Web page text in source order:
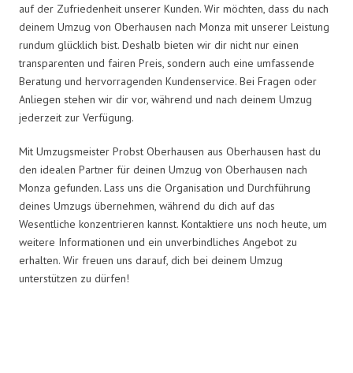
auf der Zufriedenheit unserer Kunden. Wir möchten, dass du nach
deinem Umzug von Oberhausen nach Monza mit unserer Leistung
rundum glücklich bist. Deshalb bieten wir dir nicht nur einen
transparenten und fairen Preis, sondern auch eine umfassende
Beratung und hervorragenden Kundenservice. Bei Fragen oder
Anliegen stehen wir dir vor, während und nach deinem Umzug
jederzeit zur Verfügung.
Mit Umzugsmeister Probst Oberhausen aus Oberhausen hast du
den idealen Partner für deinen Umzug von Oberhausen nach
Monza gefunden. Lass uns die Organisation und Durchführung
deines Umzugs übernehmen, während du dich auf das
Wesentliche konzentrieren kannst. Kontaktiere uns noch heute, um
weitere Informationen und ein unverbindliches Angebot zu
erhalten. Wir freuen uns darauf, dich bei deinem Umzug
unterstützen zu dürfen!